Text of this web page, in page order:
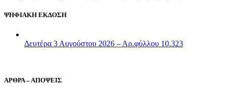
ΨΗΦΙΑΚΗ ΕΚΔΟΣΗ
Δευτέρα 3 Αυγούστου 2026 – Αρ.φύλλου 10.323
ΑΡΘΡΑ – ΑΠΟΨΕΙΣ